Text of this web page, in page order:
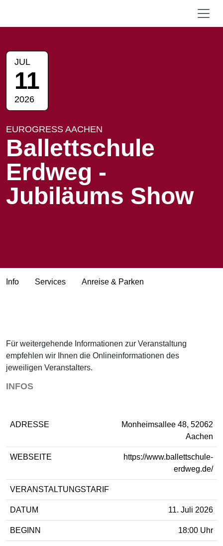
JUL
11
2026
EUROGRESS AACHEN
Ballettschule
Erdweg -
Jubiläums Show
Info Services Anreise & Parken
Für weitergehende Informationen zur Veranstaltung
empfehlen wir Ihnen die Onlineinformationen des
jeweiligen Veranstalters.
INFOS
ADRESSE
Monheimsallee 48, 52062
Aachen
WEBSEITE
https://www.ballettschule-
erdweg.de/
VERANSTALTUNGSTARIF
DATUM 11. Juli 2026
BEGINN 18:00 Uhr